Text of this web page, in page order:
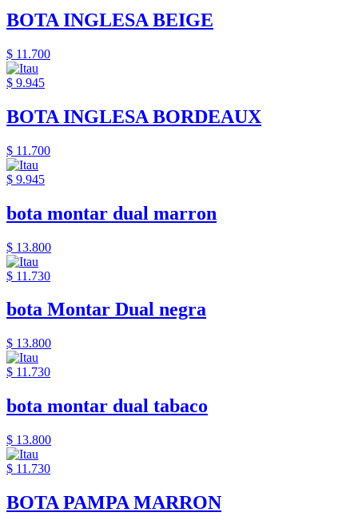
BOTA INGLESA BEIGE
$ 11.700
$ 9.945
BOTA INGLESA BORDEAUX
$ 11.700
$ 9.945
bota montar dual marron
$ 13.800
$ 11.730
bota Montar Dual negra
$ 13.800
$ 11.730
bota montar dual tabaco
$ 13.800
$ 11.730
BOTA PAMPA MARRON